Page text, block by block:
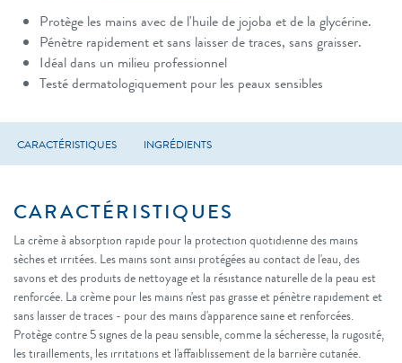
Protège les mains avec de l'huile de jojoba et de la glycérine.
Pénètre rapidement et sans laisser de traces, sans graisser.
Idéal dans un milieu professionnel
Testé dermatologiquement pour les peaux sensibles ​
CARACTÉRISTIQUES INGRÉDIENTS
CARACTÉRISTIQUES
La crème à absorption rapide pour la protection quotidienne des mains
sèches et irritées. Les mains sont ainsi protégées au contact de l'eau, des
savons et des produits de nettoyage et la résistance naturelle de la peau est
renforcée. La crème pour les mains n'est pas grasse et pénètre rapidement et
sans laisser de traces - pour des mains d'apparence saine et renforcées.
Protège contre 5 signes de la peau sensible, comme la sécheresse, la rugosité,
les tiraillements, les irritations et l'affaiblissement de la barrière cutanée.